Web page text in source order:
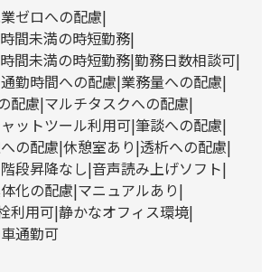
ゼロへの配慮
間未満の時短勤務
間未満の時短勤務 勤務日数相談可
通勤時間への配慮 業務量への配慮
配慮 マルチタスクへの配慮
ットツール利用可 筆談への配慮
の配慮 休憩室あり 透析への配慮
階段昇降なし 音声読み上げソフト
化の配慮 マニュアルあり
利用可 静かなオフィス環境
通勤可